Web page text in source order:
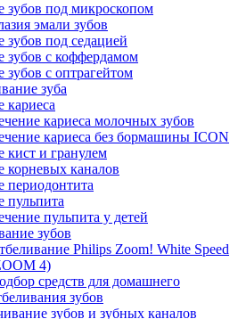
зубов под микроскопом
эмали зубов
зубов под седацией
зубов с коффердамом
зубов с оптрагейтом
зуба
кариеса
кариеса молочных зубов
кариеса без бормашины ICON
кист и гранулем
корневых каналов
периодонтита
пульпита
пульпита у детей
зубов
Philips Zoom! White Speed
4)
средств для домашнего
зубов
зубов и зубных каналов